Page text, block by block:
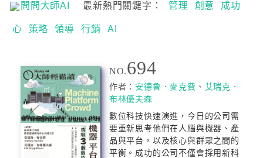
問問大師AI 最新熱門關鍵字： 管理 創意 成功
心 策略 領導 行銷 AI
NO.694
作者： 安德魯．麥克費 、 艾瑞克．
布林優夫森
數位科技快速演進，今日的公司需
要重新思考他們在人腦與機器、產
品與平台，以及核心與群眾之間的
平衡。成功的公司不僅會採用新科